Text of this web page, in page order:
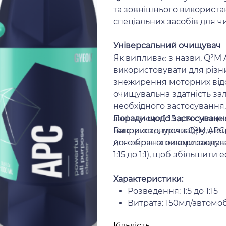
та зовнішнього
спеціальних засобів для
Універсальний очищувач
Як випливає з назви,
використовувати для
знежирення моторних
очищувальна здатність
необхідного
закінчуючи 1:15 для
наприклад, при
його можна
Поради щодо
Використовуючи Q²M
для обраного вами
1:15 до 1:1), щоб
Характеристики:
Розведення: 1:5 до 1:15
Витрата: 150мл/